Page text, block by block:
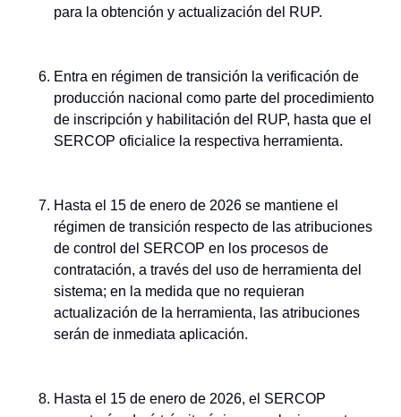
para la obtención y actualización del RUP.
Entra en régimen de transición la verificación de
producción nacional como parte del procedimiento
de inscripción y habilitación del RUP, hasta que el
SERCOP oficialice la respectiva herramienta.
Hasta el 15 de enero de 2026 se mantiene el
régimen de transición respecto de las atribuciones
de control del SERCOP en los procesos de
contratación, a través del uso de herramienta del
sistema; en la medida que no requieran
actualización de la herramienta, las atribuciones
serán de inmediata aplicación.
Hasta el 15 de enero de 2026, el SERCOP